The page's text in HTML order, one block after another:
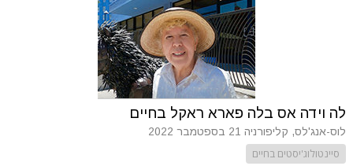
לה וידה אס בלה פארא ראקל בחיים
לוס-אנג'לס, קליפורניה 21 בספטמבר 2022
סיינטולוג'יסטים בחיים